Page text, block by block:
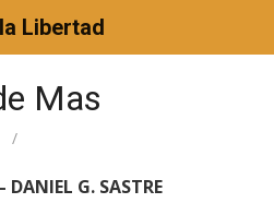
Libertad
Mas
/
G. SASTRE